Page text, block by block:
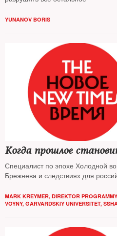
YUNANOV BORIS
Когда прошлое
Специалист по эпохе Холодной
Брежнева и следствиях для
MARK KREYMER, DIREKTOR
VOYNY, GARVARDSKIY UNIVERSITET,